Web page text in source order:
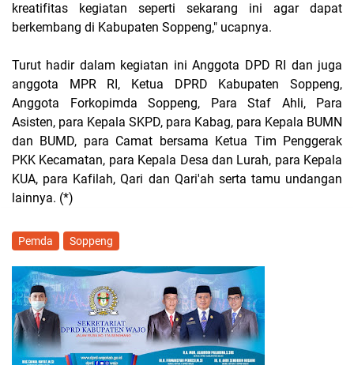
kreatifitas kegiatan seperti sekarang ini agar dapat
berkembang di Kabupaten Soppeng," ucapnya.
Turut hadir dalam kegiatan ini Anggota DPD RI dan juga
anggota MPR RI, Ketua DPRD Kabupaten Soppeng,
Anggota Forkopimda Soppeng, Para Staf Ahli, Para
Asisten, para Kepala SKPD, para Kabag, para Kepala BUMN
dan BUMD, para Camat bersama Ketua Tim Penggerak
PKK Kecamatan, para Kepala Desa dan Lurah, para Kepala
KUA, para Kafilah, Qari dan Qari'ah serta tamu undangan
lainnya. (*)
Pemda Soppeng